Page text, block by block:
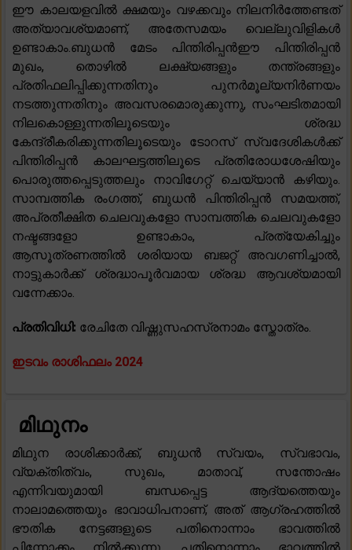
ഈ കാലയളവിൽ ക്ഷമയും വഴക്കവും നിലനിർത്തേണ്ടത്
അത്യാവശ്യമാണ്, അതേസമയം വെല്ലുവിളികൾ
ഉണ്ടാകാം.ബുധൻ മേടം പിന്തിരിപ്പൻഈ പിന്തിരിപ്പൻ
മുഖം, തൊഴിൽ ലക്ഷ്യങ്ങളും തന്ത്രങ്ങളും
പ്രതിഫലിപ്പിക്കുന്നതിനും പുനർമൂല്യനിർണയം
നടത്തുന്നതിനും അവസരമൊരുക്കുന്നു, സംഘടിതമായി
നിലകൊള്ളുന്നതിലൂടെയും ശ്രദ്ധ
കേന്ദ്രീകരിക്കുന്നതിലൂടെയും ടോറസ് സ്വദേശികൾക്ക്
പിന്തിരിപ്പൻ കാലഘട്ടത്തിലൂടെ പ്രതിരോധശേഷിയും
പൊരുത്തപ്പെടുത്തലും നാവിഗേറ്റ് ചെയ്യാൻ കഴിയും.
സാമ്പത്തിക രംഗത്ത്, ബുധൻ പിന്തിരിപ്പൻ സമയത്ത്,
അപ്രതീക്ഷിത ചെലവുകളോ സാമ്പത്തിക ചെലവുകളോ
നഷ്ടങ്ങളോ ഉണ്ടാകാം, പ്രത്യേകിച്ചും
ആസൂത്രണത്തിൽ ശരിയായ ബജറ്റ് അവഗണിച്ചാൽ,
നാട്ടുകാർക്ക് ശ്രദ്ധാപൂർവമായ ശ്രദ്ധ ആവശ്യമായി
വന്നേക്കാം.
പ്രതിവിധി: രേചിതേ വിഷ്ണുസഹസ്രനാമം സ്തോത്രം.
ഇടവം രാശിഫലം 2024
മിഥുനം
മിഥുന രാശിക്കാർക്ക്, ബുധൻ സ്വയം, സ്വഭാവം,
വ്യക്തിത്വം, സുഖം, മാതാവ്, സന്തോഷം
എന്നിവയുമായി ബന്ധപ്പെട്ട ആദ്യത്തെയും
നാലാമത്തെയും ഭാവാധിപനാണ്, അത് ആഗ്രഹത്തിൽ
ഭൗതിക നേട്ടങ്ങളുടെ പതിനൊന്നാം ഭാവത്തിൽ